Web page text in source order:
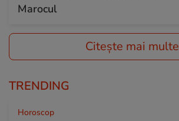
Marocul
Citește mai multe
TRENDING
Horoscop